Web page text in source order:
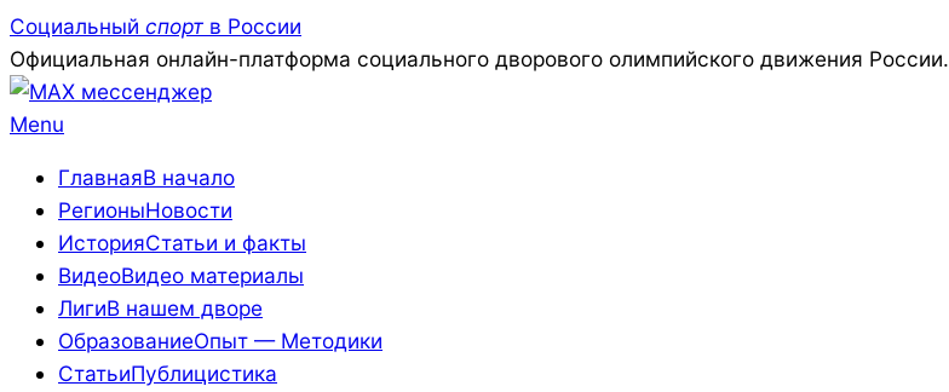
Skip
to
content
Социальный спорт в России
Официальная онлайн-платформа социального дворового олимпийского движения России.
Primary
Menu
Menu
ГлавнаяВ начало
РегионыНовости
ИсторияСтатьи и факты
ВидеоВидео материалы
ЛигиВ нашем дворе
ОбразованиеОпыт — Методики
СтатьиПублицистика